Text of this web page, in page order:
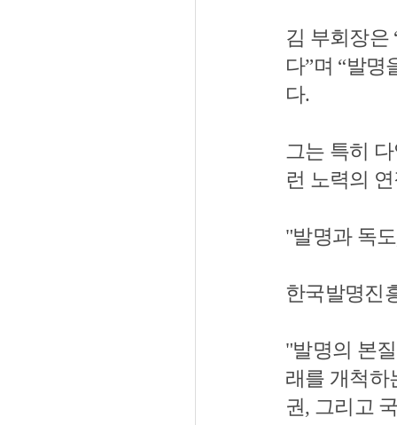
김 부회장은
다”며 “발
다.
그는 특히
런 노력의
"발명과 독
한국발명진
"발명의 본
래를 개척하
권, 그리고